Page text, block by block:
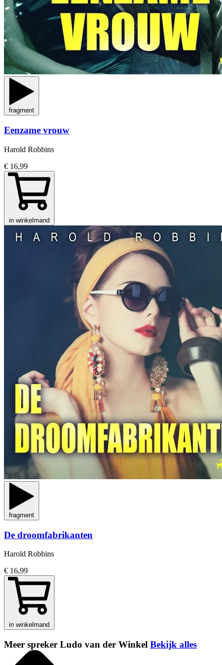
fragment
Eenzame vrouw
Harold Robbins
€ 16,99
in winkelmand
fragment
De droomfabrikanten
Harold Robbins
€ 16,99
in winkelmand
Meer spreker Ludo van der Winkel Bekijk alles